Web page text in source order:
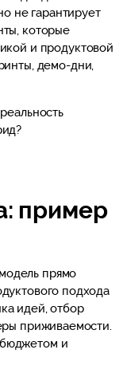
не гарантирует
которые
и продуктовой
демо-дни,
пример
прямо
подхода
идей, отбор
приживаемости.
и